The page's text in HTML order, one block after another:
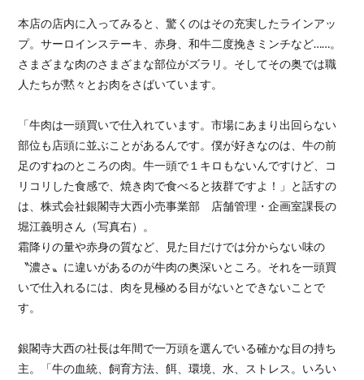
本店の店内に入ってみると、驚くのはその充実したラインアッ
プ。サーロインステーキ、赤身、和牛二度挽きミンチなど……。
さまざまな肉のさまざまな部位がズラリ。そしてその奥では職
人たちが黙々とお肉をさばいています。
「牛肉は一頭買いで仕入れています。市場にあまり出回らない
部位も店頭に並ぶことがあるんです。僕が好きなのは、牛の前
足のすねのところの肉。牛一頭で１キロもないんですけど、コ
リコリした食感で、焼き肉で食べると抜群ですよ！」と話すの
は、株式会社銀閣寺大西小売事業部 店舗管理・企画室課長の
堀江義明さん（写真右）。
霜降りの量や赤身の質など、見た目だけでは分からない味の
〝濃さ〟に違いがあるのが牛肉の奥深いところ。それを一頭買
いで仕入れるには、肉を見極める目がないとできないことで
す。
銀閣寺大西の社長は年間で一万頭を選んでいる確かな目の持ち
主。「牛の血統、飼育方法、餌、環境、水、ストレス。いろい